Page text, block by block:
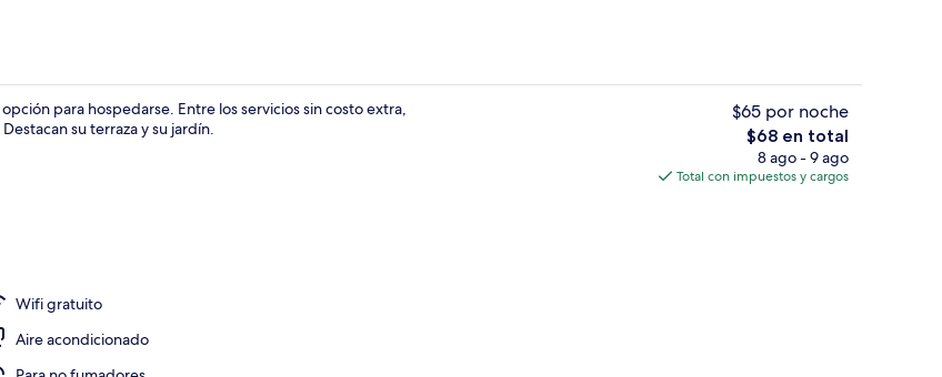
Regadera, toallas, jabón
para hospedarse. Entre los servicios sin costo extra,
su terraza y su jardín.
Wifi gratuito
Aire acondicionado
$65 por noche
El
precio
total
$68 en total
8 ago - 9 ago
Total con impuestos y cargos